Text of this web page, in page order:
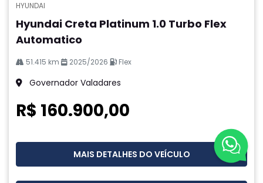
HYUNDAI
Hyundai Creta Platinum 1.0 Turbo Flex
Automatico
51.415 km 2025/2026 Flex
Governador Valadares
R$ 160.900,00
MAIS DETALHES DO VEÍCULO